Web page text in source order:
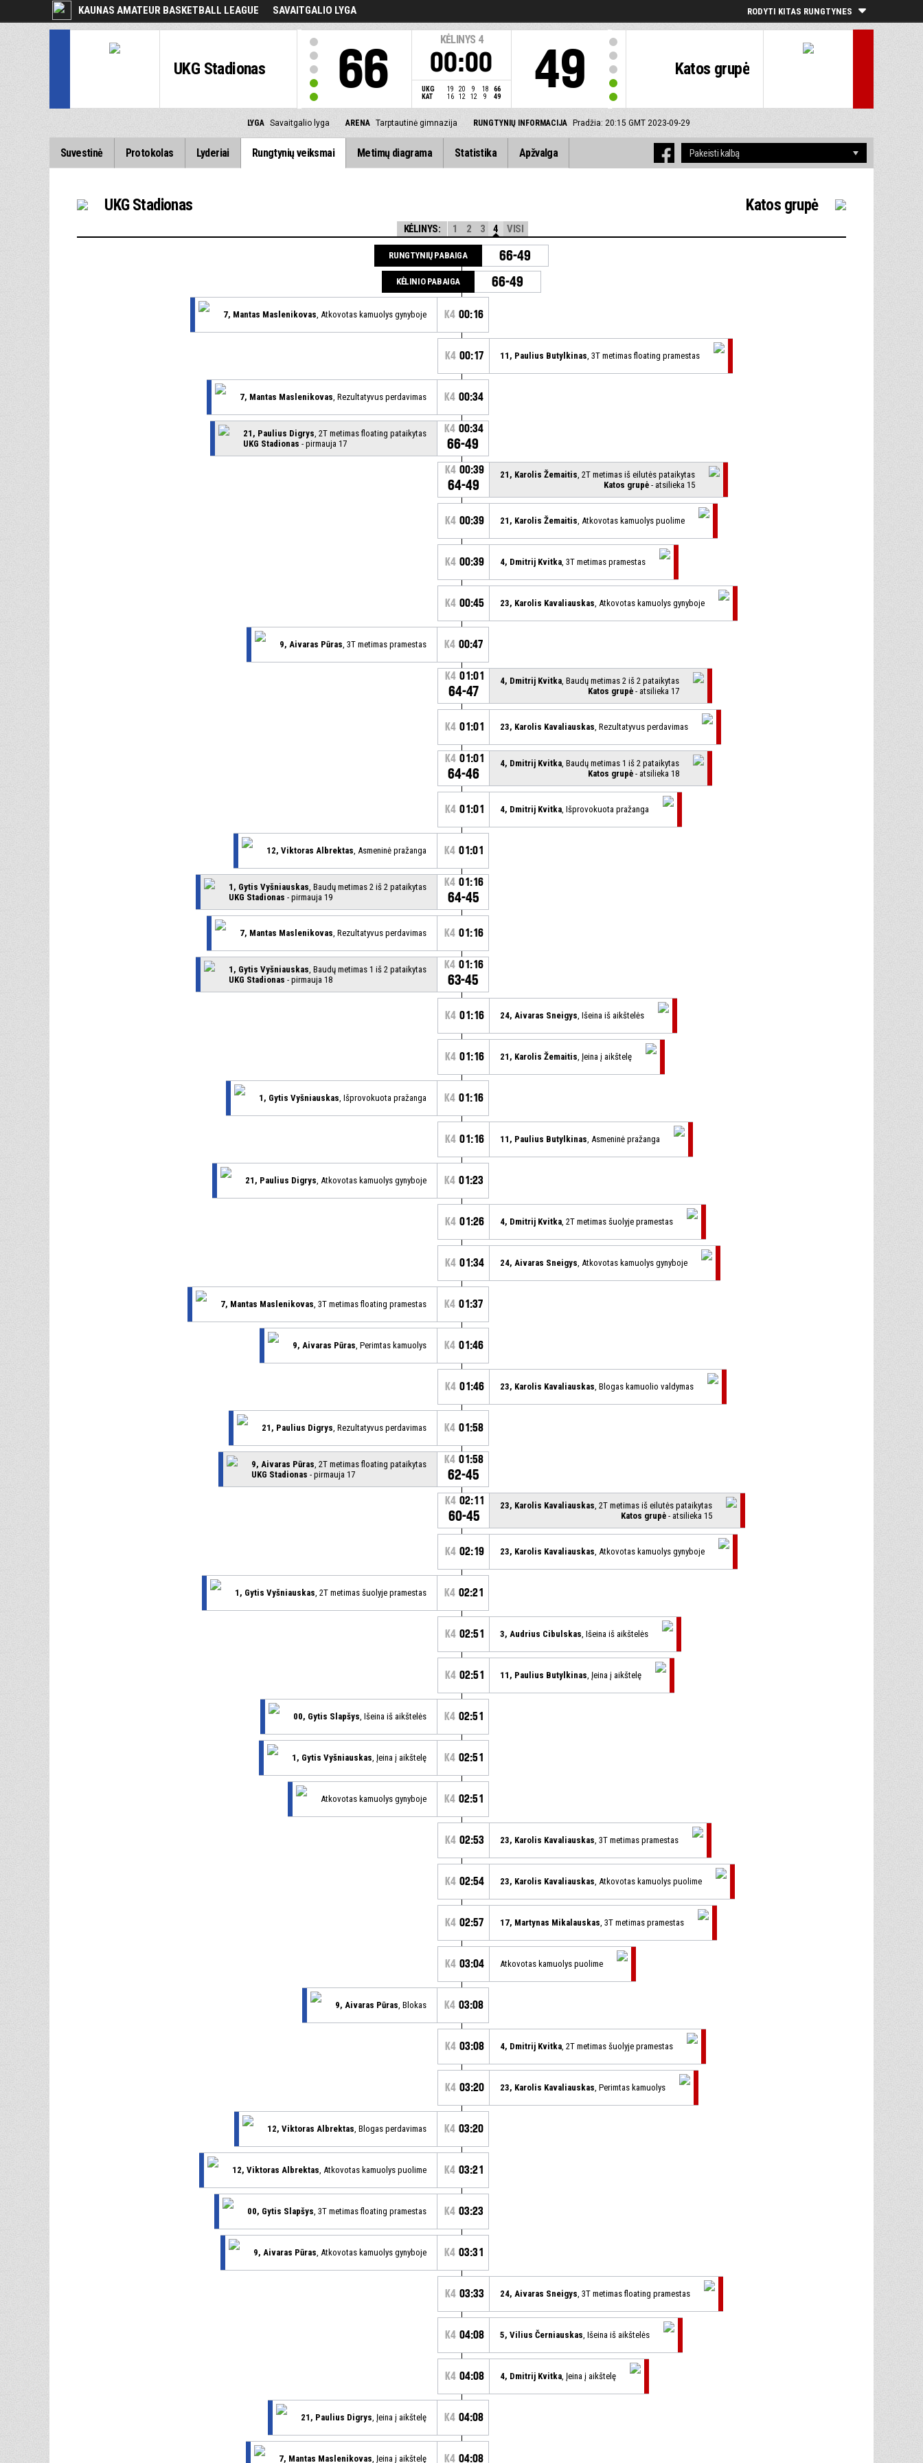
KAUNAS AMATEUR BASKETBALL LEAGUE SAVAITGALIO LYGA RODYTI KITAS RUNGTYNES
UKG Stadionas 66
KĖLINYS 4
00:00
UKG 19 20 9 18
66
KAT
16 12 12 9 49
Katos grupė
49
LYGA Savaitgalio lyga ARENA Tarptautinė gimnazija RUNGTYNIŲ INFORMACIJA Pradžia: 20:15 GMT 2023-09-29
Suvestinė Protokolas Lyderiai Rungtynių veiksmai Metimų diagrama Statistika Apžvalga
UKG Stadionas Katos grupė
KĖLINYS: 1 2 3 4 VISI
RUNGTYNIŲ PABAIGA 66-49
KĖLINIO PABAIGA 66-49
7, Mantas Maslenikovas , Atkovotas kamuolys gynyboje K4 00:16
K4 00:17 11, Paulius Butylkinas , 3T metimas floating pramestas
7, Mantas Maslenikovas , Rezultatyvus perdavimas K4 00:34
21, Paulius Digrys , 2T metimas floating pataikytas
UKG Stadionas - pirmauja 17
K4 00:34
66-49
K4 00:39
64-49
21, Karolis Žemaitis , 2T metimas iš eilutės pataikytas
Katos grupė - atsilieka 15
K4 00:39 21, Karolis Žemaitis , Atkovotas kamuolys puolime
K4 00:39 4, Dmitrij Kvitka , 3T metimas pramestas
K4 00:45 23, Karolis Kavaliauskas , Atkovotas kamuolys gynyboje
9, Aivaras Pūras , 3T metimas pramestas K4 00:47
K4 01:01
64-47
4, Dmitrij Kvitka , Baudų metimas 2 iš 2 pataikytas
Katos grupė - atsilieka 17
K4 01:01 23, Karolis Kavaliauskas , Rezultatyvus perdavimas
K4 01:01
64-46
4, Dmitrij Kvitka , Baudų metimas 1 iš 2 pataikytas
Katos grupė - atsilieka 18
K4 01:01 4, Dmitrij Kvitka , Išprovokuota pražanga
12, Viktoras Albrektas , Asmeninė pražanga K4 01:01
1, Gytis Vyšniauskas , Baudų metimas 2 iš 2 pataikytas
UKG Stadionas - pirmauja 19
K4 01:16
64-45
7, Mantas Maslenikovas , Rezultatyvus perdavimas K4 01:16
1, Gytis Vyšniauskas , Baudų metimas 1 iš 2 pataikytas
UKG Stadionas - pirmauja 18
K4 01:16
63-45
K4 01:16 24, Aivaras Sneigys , Išeina iš aikštelės
K4 01:16 21, Karolis Žemaitis , Įeina į aikštelę
1, Gytis Vyšniauskas , Išprovokuota pražanga K4 01:16
K4 01:16 11, Paulius Butylkinas , Asmeninė pražanga
21, Paulius Digrys , Atkovotas kamuolys gynyboje K4 01:23
K4 01:26 4, Dmitrij Kvitka , 2T metimas šuolyje pramestas
K4 01:34 24, Aivaras Sneigys , Atkovotas kamuolys gynyboje
7, Mantas Maslenikovas , 3T metimas floating pramestas K4 01:37
9, Aivaras Pūras , Perimtas kamuolys K4 01:46
K4 01:46 23, Karolis Kavaliauskas , Blogas kamuolio valdymas
21, Paulius Digrys , Rezultatyvus perdavimas K4 01:58
9, Aivaras Pūras , 2T metimas floating pataikytas
UKG Stadionas - pirmauja 17
K4 01:58
62-45
K4 02:11
60-45
23, Karolis Kavaliauskas , 2T metimas iš eilutės pataikytas
Katos grupė - atsilieka 15
K4 02:19 23, Karolis Kavaliauskas , Atkovotas kamuolys gynyboje
1, Gytis Vyšniauskas , 2T metimas šuolyje pramestas K4 02:21
K4 02:51 3, Audrius Cibulskas , Išeina iš aikštelės
K4 02:51 11, Paulius Butylkinas , Įeina į aikštelę
00, Gytis Slapšys , Išeina iš aikštelės K4 02:51
1, Gytis Vyšniauskas , Įeina į aikštelę K4 02:51
Atkovotas kamuolys gynyboje K4 02:51
K4 02:53 23, Karolis Kavaliauskas , 3T metimas pramestas
K4 02:54 23, Karolis Kavaliauskas , Atkovotas kamuolys puolime
K4 02:57 17, Martynas Mikalauskas , 3T metimas pramestas
K4 03:04 Atkovotas kamuolys puolime
9, Aivaras Pūras , Blokas K4 03:08
K4 03:08 4, Dmitrij Kvitka , 2T metimas šuolyje pramestas
K4 03:20 23, Karolis Kavaliauskas , Perimtas kamuolys
12, Viktoras Albrektas , Blogas perdavimas K4 03:20
12, Viktoras Albrektas , Atkovotas kamuolys puolime K4 03:21
00, Gytis Slapšys , 3T metimas floating pramestas K4 03:23
9, Aivaras Pūras , Atkovotas kamuolys gynyboje K4 03:31
K4 03:33 24, Aivaras Sneigys , 3T metimas floating pramestas
K4 04:08 5, Vilius Černiauskas , Išeina iš aikštelės
K4 04:08 4, Dmitrij Kvitka , Įeina į aikštelę
21, Paulius Digrys , Įeina į aikštelę K4 04:08
7, Mantas Maslenikovas , Įeina į aikštelę K4 04:08